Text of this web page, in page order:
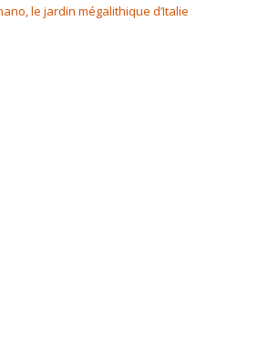
le jardin mégalithique d’Italie